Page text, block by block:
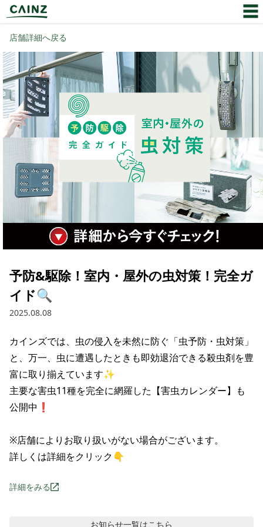
店舗詳細へ戻る
予防&駆除！室内・屋外の虫対策！完全ガ
イド🔍
2025.08.08
カインズでは、虫の侵入を未然に防ぐ「虫予防・虫対策」
と、万一、虫に遭遇したときも即効退治できる殺虫剤を豊
富に取り揃えています✨
主要な害虫11種を完全に網羅した【害虫カレンダー】も
公開中❗
※店舗によりお取り扱いがない場合がございます。
詳しくは詳細をクリック👇
詳細をみる
お知らせ一覧はこちら